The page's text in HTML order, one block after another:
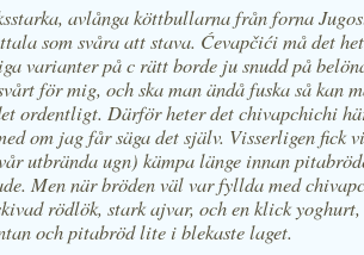
avlånga köttbullarna från forna
som svåra att stava. Ćevapčići må det
varianter på c rätt borde ju snudd på
för mig, och ska man ändå fuska så kan
ordentligt. Därför heter det chivapchichi
om jag får säga det själv. Visserligen fick
utbrända ugn) kämpa länge innan
Men när bröden väl var fyllda med
rödlök, stark ajvar, och en klick yoghurt,
och pitabröd lite i blekaste laget.